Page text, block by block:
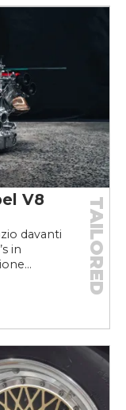
V8
davanti
in
TAILORED